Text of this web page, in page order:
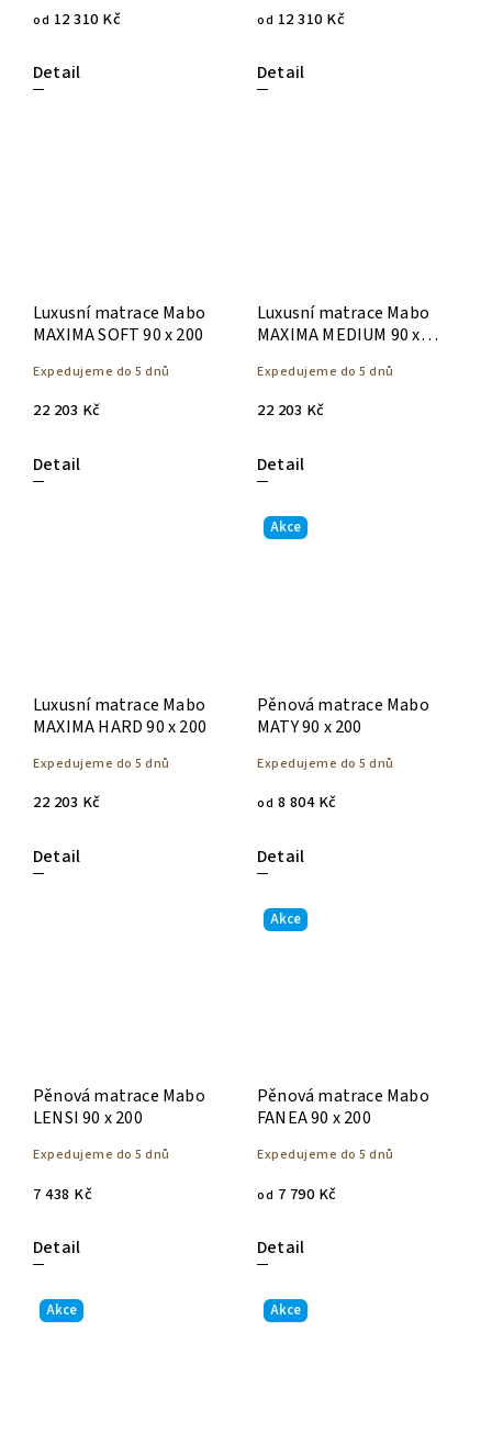
od 12 310 Kč
Detail
od 12 310 Kč
Detail
Luxusní matrace Mabo
MAXIMA SOFT 90 x 200
Expedujeme do 5 dnů
22 203 Kč
Detail
Luxusní matrace Mabo
MAXIMA MEDIUM 90 x
Expedujeme do 5 dnů
22 203 Kč
Detail
Luxusní matrace Mabo
MAXIMA HARD 90 x 200
Expedujeme do 5 dnů
22 203 Kč
Detail
Akce
Pěnová matrace Mabo
MATY 90 x 200
Expedujeme do 5 dnů
od 8 804 Kč
Detail
Pěnová matrace Mabo
LENSI 90 x 200
Expedujeme do 5 dnů
7 438 Kč
Detail
Akce
Pěnová matrace Mabo
FANEA 90 x 200
Expedujeme do 5 dnů
od 7 790 Kč
Detail
Akce Akce